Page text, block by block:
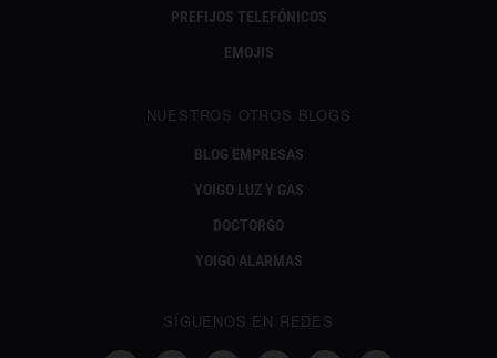
PREFIJOS TELEFÓNICOS
EMOJIS
NUESTROS OTROS BLOGS
BLOG EMPRESAS
YOIGO LUZ Y GAS
DOCTORGO
YOIGO ALARMAS
SÍGUENOS EN REDES